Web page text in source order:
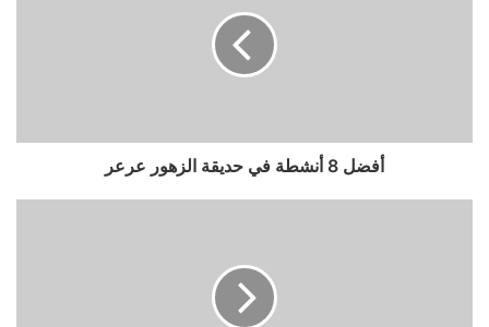
أفضل 8 أنشطة في حديقة الزهور عرعر